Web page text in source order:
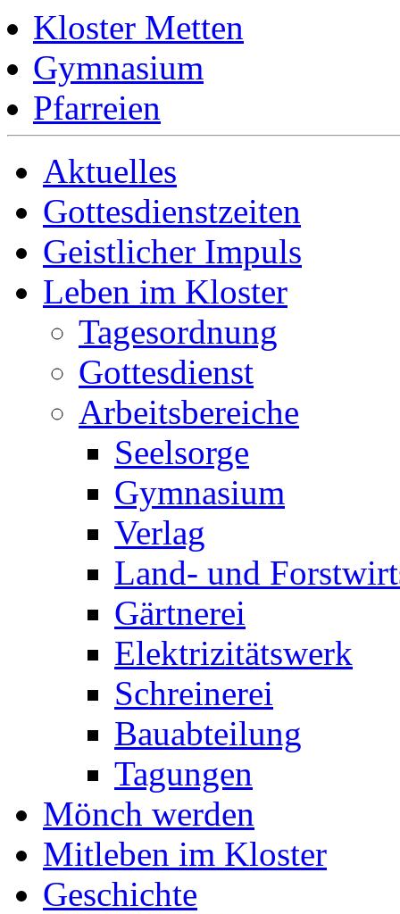
Kloster Metten
Gymnasium
Pfarreien
Aktuelles
Gottesdienstzeiten
Geistlicher Impuls
Leben im Kloster
Tagesordnung
Gottesdienst
Arbeitsbereiche
Seelsorge
Gymnasium
Verlag
Land- und
Gärtnerei
Elektrizitätswerk
Schreinerei
Bauabteilung
Tagungen
Mönch werden
Mitleben im Kloster
Geschichte